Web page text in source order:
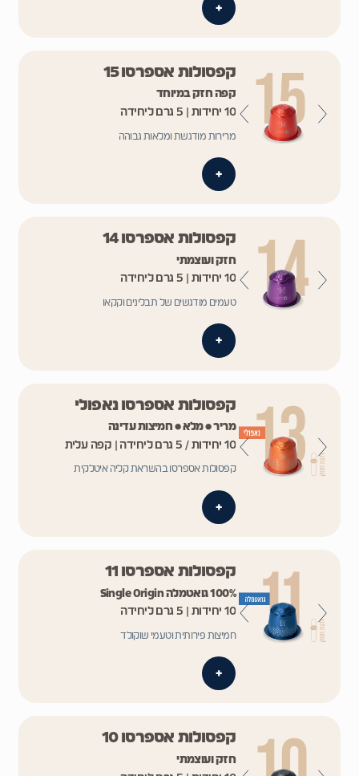
+
קפסולות אספרסו 15
קפה חזק במיוחד
10 יחידות | 5 גרם ליחידה
מרירות מודגשת ומלאות גבוהה
+
קפסולות אספרסו 14
חזק ועוצמתי
10 יחידות | 5 גרם ליחידה
טעמים מודגשים של תבלינים וקקאו
+
קפסולות אספרסו נאפולי
מריר • מלא • חמיצות עדינה
10 יחידות / 5 גרם ליחידה | קפה עלית
קפסולות אספרסו בהשראת קליה איטלקית
+
קפסולות אספרסו 11
100% גואטמלה Single Origin
10 יחידות | 5 גרם ליחידה
חמיצות פירותית וטעמי שוקולד
+
קפסולות אספרסו 10
חזק ועוצמתי